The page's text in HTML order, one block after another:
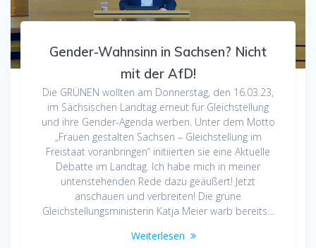
Gender-Wahnsinn in Sachsen? Nicht
mit der AfD!
Die GRÜNEN wollten am Donnerstag, den 16.03.23,
im Sächsischen Landtag erneut für Gleichstellung
und ihre Gender-Agenda werben. Unter dem Motto
„Frauen gestalten Sachsen – Gleichstellung im
Freistaat voranbringen“ initiierten sie eine Aktuelle
Debatte im Landtag. Ich habe mich in meiner
untenstehenden Rede dazu geäußert! Jetzt
anschauen und verbreiten! Die grüne
Gleichstellungsministerin Katja Meier warb bereits…
Weiterlesen